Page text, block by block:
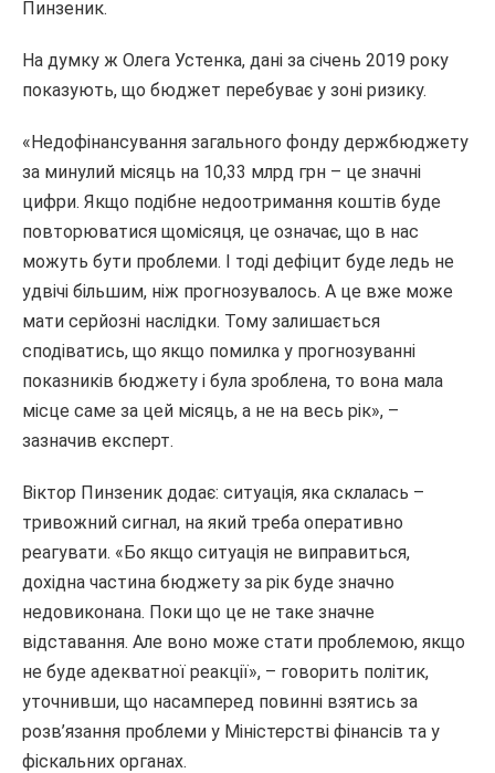
Пинзеник.
На думку ж Олега Устенка, дані за січень 2019 року
показують, що бюджет перебуває у зоні ризику.
«Недофінансування загального фонду держбюджету
за минулий місяць на 10,33 млрд грн – це значні
цифри. Якщо подібне недоотримання коштів буде
повторюватися щомісяця, це означає, що в нас
можуть бути проблеми. І тоді дефіцит буде ледь не
удвічі більшим, ніж прогнозувалось. А це вже може
мати серйозні наслідки. Тому залишається
сподіватись, що якщо помилка у прогнозуванні
показників бюджету і була зроблена, то вона мала
місце саме за цей місяць, а не на весь рік», –
зазначив експерт.
Віктор Пинзеник додає: ситуація, яка склалась –
тривожний сигнал, на який треба оперативно
реагувати. «Бо якщо ситуація не виправиться,
дохідна частина бюджету за рік буде значно
недовиконана. Поки що це не таке значне
відставання. Але воно може стати проблемою, якщо
не буде адекватної реакції», – говорить політик,
уточнивши, що насамперед повинні взятись за
розв’язання проблеми у Міністерстві фінансів та у
фіскальних органах.